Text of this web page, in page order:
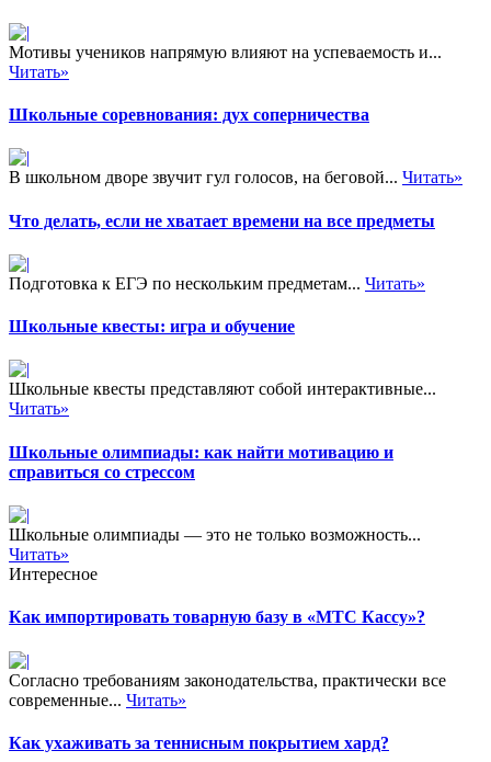
Мотивы учеников напрямую влияют на успеваемость и...
Читать»
Школьные соревнования: дух соперничества
В школьном дворе звучит гул голосов, на беговой... Читать»
Что делать, если не хватает времени на все предметы
Подготовка к ЕГЭ по нескольким предметам... Читать»
Школьные квесты: игра и обучение
Школьные квесты представляют собой интерактивные...
Читать»
Школьные олимпиады: как найти мотивацию и
справиться со стрессом
Школьные олимпиады — это не только возможность...
Читать»
Интересное
Как импортировать товарную базу в «МТС Кассу»?
Согласно требованиям законодательства, практически все
современные... Читать»
Как ухаживать за теннисным покрытием хард?